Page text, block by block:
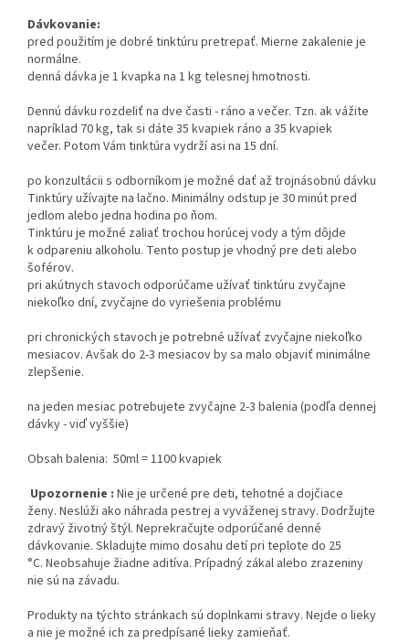
Dávkovanie:
pred použitím je dobré tinktúru pretrepať. Mierne zakalenie je
normálne.
denná dávka je 1 kvapka na 1 kg telesnej hmotnosti.
Dennú dávku rozdeliť na dve časti - ráno a večer. Tzn. ak vážite
napríklad 70 kg, tak si dáte 35 kvapiek ráno a 35 kvapiek
večer. Potom Vám tinktúra vydrží asi na 15 dní.
po konzultácii s odborníkom je možné dať až trojnásobnú dávku
Tinktúry užívajte na lačno. Minimálny odstup je 30 minút pred
jedlom alebo jedna hodina po ňom.
Tinktúru je možné zaliať trochou horúcej vody a tým dôjde
k odpareniu alkoholu. Tento postup je vhodný pre deti alebo
šoférov.
pri akútnych stavoch odporúčame užívať tinktúru zvyčajne
niekoľko dní, zvyčajne do vyriešenia problému
pri chronických stavoch je potrebné užívať zvyčajne niekoľko
mesiacov. Avšak do 2-3 mesiacov by sa malo objaviť minimálne
zlepšenie.
na jeden mesiac potrebujete zvyčajne 2-3 balenia (podľa dennej
dávky - viď vyššie)
Obsah balenia: 50ml = 1100 kvapiek
Upozornenie : Nie je určené pre deti, tehotné a dojčiace
ženy. Neslúži ako náhrada pestrej a vyváženej stravy. Dodržujte
zdravý životný štýl. Neprekračujte odporúčané denné
dávkovanie. Skladujte mimo dosahu detí pri teplote do 25
°C. Neobsahuje žiadne aditíva. Prípadný zákal alebo zrazeniny
nie sú na závadu.
Produkty na týchto stránkach sú doplnkami stravy. Nejde o lieky
a nie je možné ich za predpísané lieky zamieňať.